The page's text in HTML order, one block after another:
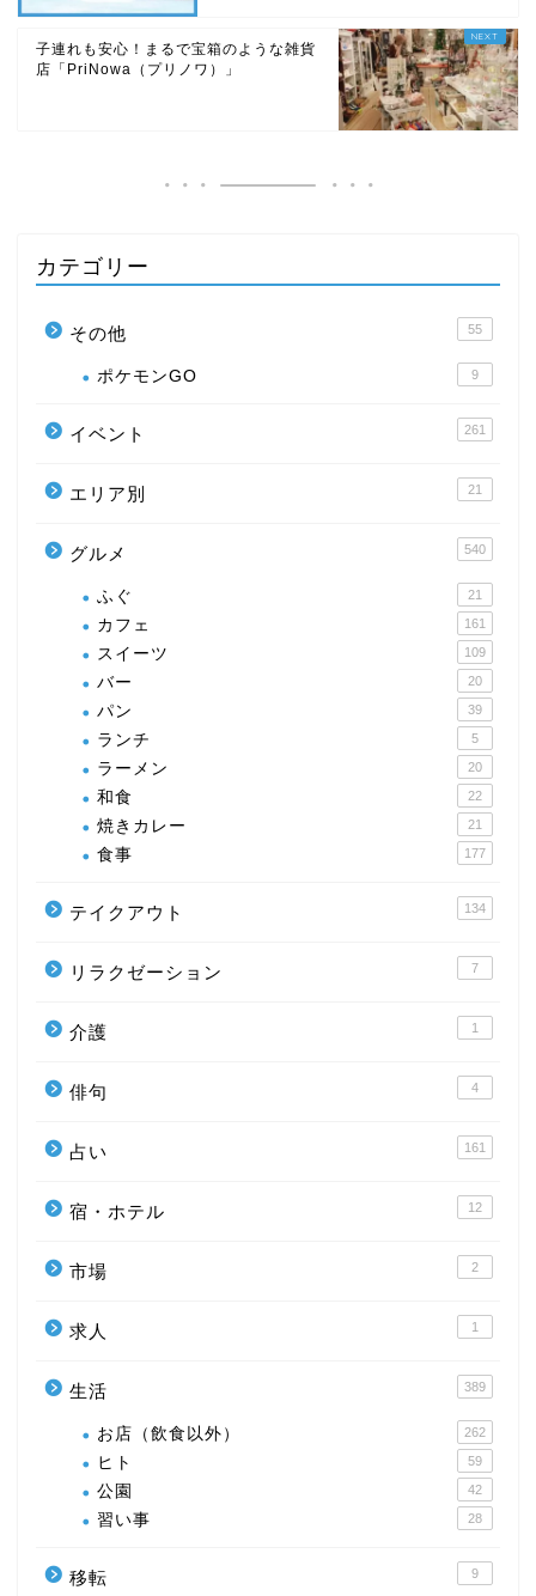
子連れも安心！まるで宝箱のような雑貨
店「PriNowa（プリノワ）」
カテゴリー
その他 55
ポケモンGO 9
イベント 261
エリア別 21
グルメ 540
ふぐ 21
カフェ 161
スイーツ 109
バー 20
パン 39
ランチ 5
ラーメン 20
和食 22
焼きカレー 21
食事 177
テイクアウト 134
リラクゼーション 7
介護 1
俳句 4
占い 161
宿・ホテル 12
市場 2
求人 1
生活 389
お店（飲食以外） 262
ヒト 59
公園 42
習い事 28
移転 9